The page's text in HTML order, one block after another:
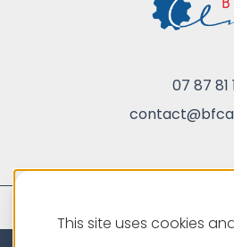
07 87 81
This site uses cookies